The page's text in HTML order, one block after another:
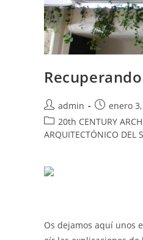
admin
enero
20th CENTURY
ARQUITECTÓNICO DEL
Os dejamos aquí unos